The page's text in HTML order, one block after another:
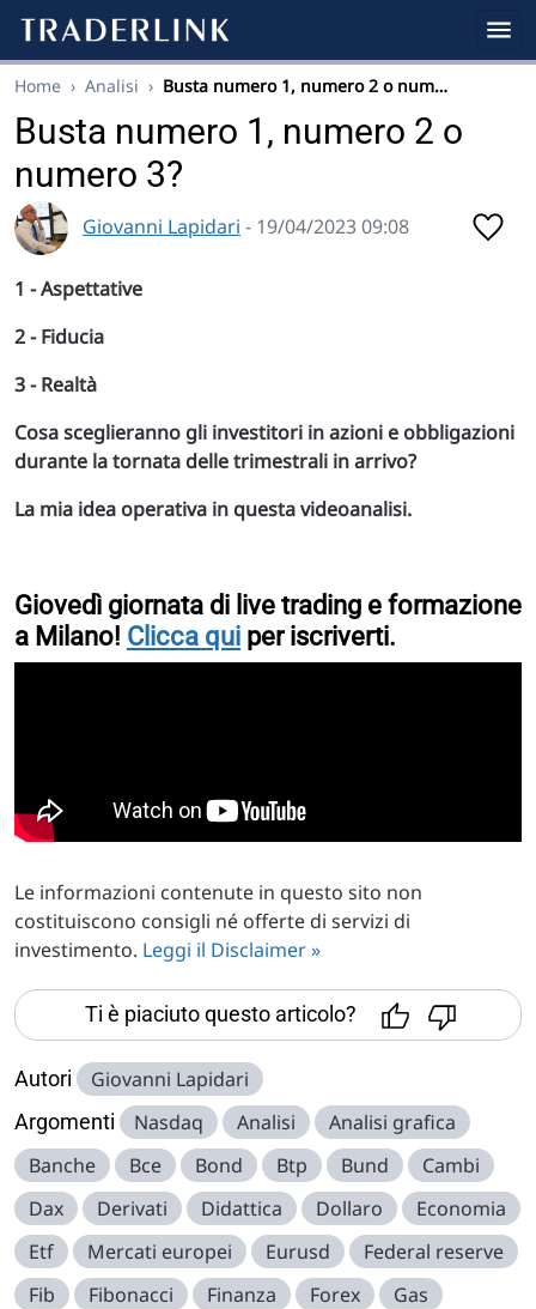
Home › Analisi › Busta numero 1, numero 2 o num…
Busta numero 1, numero 2 o
numero 3?
Giovanni Lapidari - 19/04/2023 09:08
1 - Aspettative
2 - Fiducia
3 - Realtà
Cosa sceglieranno gli investitori in azioni e obbligazioni
durante la tornata delle trimestrali in arrivo?
La mia idea operativa in questa videoanalisi.
Giovedì giornata di live trading e formazione
a Milano! Clicca qui per iscriverti.
Le informazioni contenute in questo sito non
costituiscono consigli né offerte di servizi di
investimento. Leggi il Disclaimer »
Ti è piaciuto questo articolo?
Autori Giovanni Lapidari
Argomenti Nasdaq Analisi
Analisi grafica
Banche
Bce Bond Btp Bund
Cambi
Dax
Derivati Didattica Dollaro
Economia
Etf
Mercati europei Eurusd
Federal reserve
Fib
Fibonacci Finanza Forex
Gas